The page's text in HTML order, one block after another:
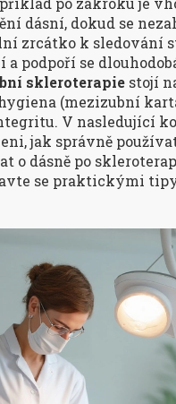
dásní, dokud se
zrcátko k sledování
podpoří se
skleroterapie stojí
(mezizubní
V nasledující
jak správně
o dásně po
se praktickými